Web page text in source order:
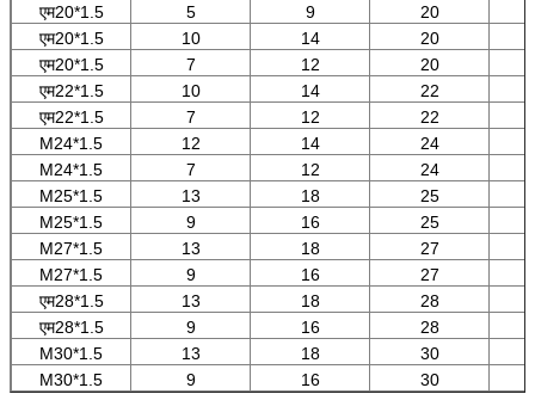
एम20*1.5
5 9 20
एम20*1.5
10 14 20
एम20*1.5
7 12 20
एम22*1.5
10 14 22
एम22*1.5
7 12 22
M24*1.5
12 14 24
M24*1.5
7 12 24
M25*1.5
13 18 25
M25*1.5
9 16 25
M27*1.5
13 18 27
M27*1.5
9 16 27
एम28*1.5
13 18 28
एम28*1.5
9 16 28
M30*1.5
13 18 30
M30*1.5
9 16 30